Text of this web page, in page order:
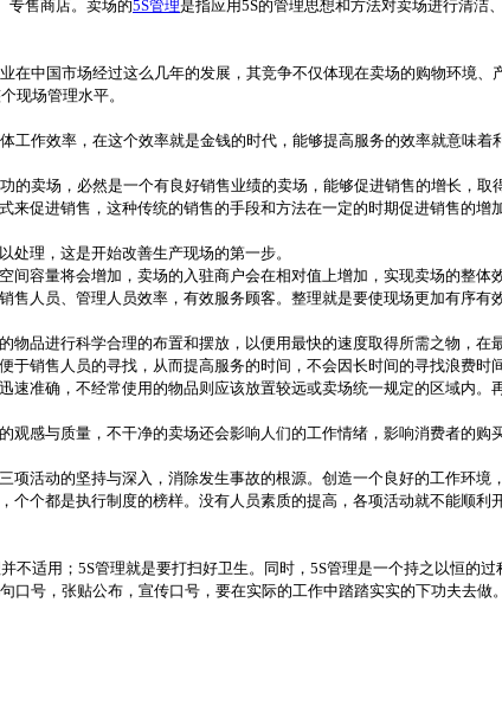
专售商店。卖场的5S管理是指应用5S的管理思想和方法对卖场进行清洁
中国市场经过这么几年的发展，其竞争不仅体现在卖场的购物环境、
现场管理水平。
作效率，在这个效率就是金钱的时代，能够提高服务的效率就意味着
场，必然是一个有良好销售业绩的卖场，能够促进销售的增长，取
促进销售，这种传统的销售的手段和方法在一定的时期促进销售的增
理，这是开始改善生产现场的第一步。
量将会增加，卖场的入驻商户会在相对值上增加，实现卖场的整体
人员、管理人员效率，有效服务顾客。整理就是要使现场更加有序
进行科学合理的布置和摆放，以便用最快的速度取得所需之物，在
售人员的寻找，从而提高服务的时间，不会因长时间的寻找浪费时
准确，不经常使用的物品则应该放置较远或卖场统一规定的区域内
与质量，不干净的卖场还会影响人们的工作情绪，影响消费者的购
动的坚持与深入，消除发生事故的根源。创造一个良好的工作环境
都是执行制度的榜样。没有人员素质的提高，各项活动就不能顺利
适用；5S管理就是要打扫好卫生。同时，5S管理是一个持之以恒的
号，张贴公布，宣传口号，要在实际的工作中踏踏实实的下功夫去做。